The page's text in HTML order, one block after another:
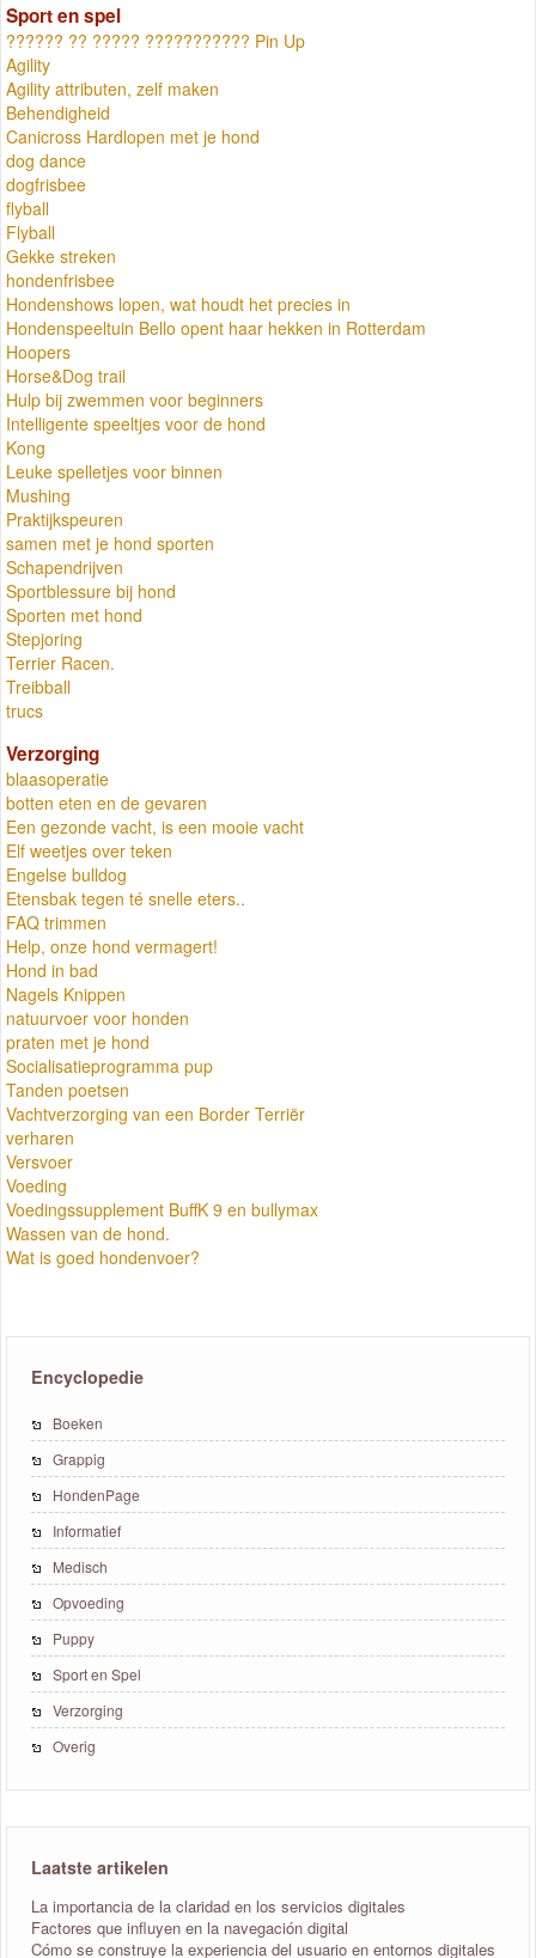
Sport en spel
?????? ?? ????? ??????????? Pin Up
Agility
Agility attributen, zelf maken
Behendigheid
Canicross Hardlopen met je hond
dog dance
dogfrisbee
flyball
Flyball
Gekke streken
hondenfrisbee
Hondenshows lopen, wat houdt het precies in
Hondenspeeltuin Bello opent haar hekken in Rotterdam
Hoopers
Horse&Dog trail
Hulp bij zwemmen voor beginners
Intelligente speeltjes voor de hond
Kong
Leuke spelletjes voor binnen
Mushing
Praktijkspeuren
samen met je hond sporten
Schapendrijven
Sportblessure bij hond
Sporten met hond
Stepjoring
Terrier Racen.
Treibball
trucs
Verzorging
blaasoperatie
botten eten en de gevaren
Een gezonde vacht, is een mooie vacht
Elf weetjes over teken
Engelse bulldog
Etensbak tegen té snelle eters..
FAQ trimmen
Help, onze hond vermagert!
Hond in bad
Nagels Knippen
natuurvoer voor honden
praten met je hond
Socialisatieprogramma pup
Tanden poetsen
Vachtverzorging van een Border Terriër
verharen
Versvoer
Voeding
Voedingssupplement BuffK 9 en bullymax
Wassen van de hond.
Wat is goed hondenvoer?
Encyclopedie
Boeken
Grappig
HondenPage
Informatief
Medisch
Opvoeding
Puppy
Sport en Spel
Verzorging
Overig
Laatste artikelen
La importancia de la claridad en los servicios digitales
Factores que influyen en la navegación digital
Cómo se construye la experiencia del usuario en entornos digitales